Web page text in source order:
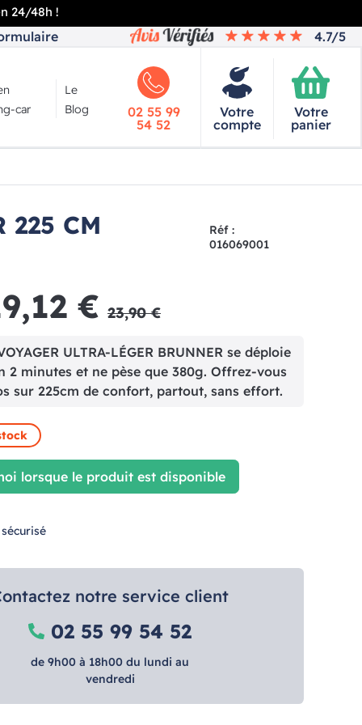
24/48h !
4.7/5
car
Le
Blog
02 55 99
54 52
Votre
compte
Votre
panier
225 CM
Réf :
016069001
€ 23,90 €
ULTRA-LÉGER BRUNNER se déploie
2 minutes et ne pèse que 380g. Offrez-vous
sur 225cm de confort, partout, sans effort.
lorsque le produit est disponible
notre service client
02 55 99 54 52
de 9h00 à 18h00 du lundi au
vendredi